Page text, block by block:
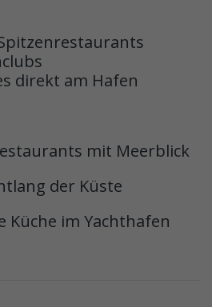
direkt am Hafen
mit Meerblick
der Küste
Küche im Yachthafen